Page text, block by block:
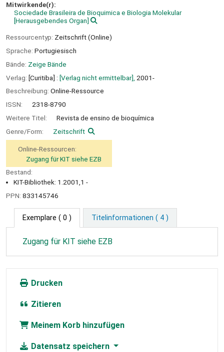
Mitwirkende(r):
Sociedade Brasileira de Bioquimica e Biologia Molekular
[Herausgebendes Organ]
Ressourcentyp: Zeitschrift (Online)
Sprache: Portugiesisch
Bände: Zeige Bände
Verlag: [Curitiba] : [Verlag nicht ermittelbar], 2001-
Beschreibung: Online-Ressource
ISSN:
2318-8790
Weitere Titel:
Revista de ensino de bioquímica
Genre/Form:
Zeitschrift
Online-Ressourcen:
Zugang für KIT siehe EZB
Bestand:
KIT-Bibliothek: 1.2001,1 -
PPN: 833145746
Exemplare ( 0 ) Titelinformationen ( 4 )
Zugang für KIT siehe EZB
Drucken
Zitieren
Meinem Korb hinzufügen
Datensatz speichern